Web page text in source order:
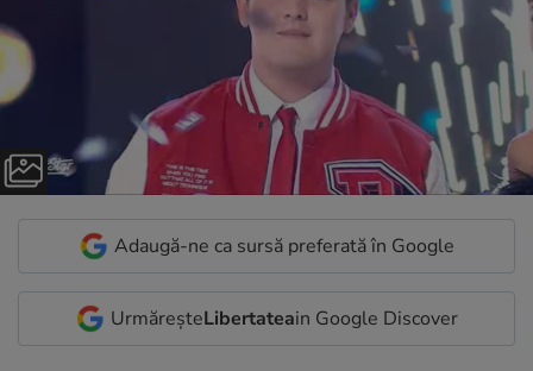
Adaugă-ne ca sursă preferată în Google
UrmăreșteLibertateain Google Discover